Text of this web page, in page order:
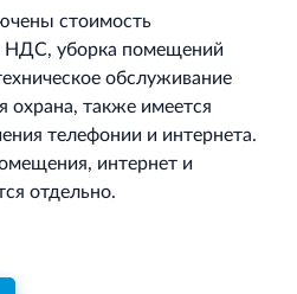
стоимость
НДС, уборка помещений
обслуживание
охрана, также имеется
телефонии и интернета.
интернет и
отдельно.